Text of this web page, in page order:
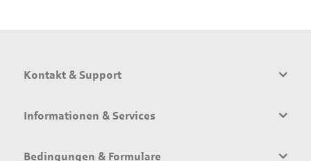
Kontakt & Support
Informationen & Services
Bedingungen & Formulare